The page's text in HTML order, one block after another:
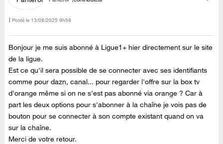
Posté le ‎13/08/2025 9h58
Bonjour je me suis abonné à Ligue1+ hier directement sur le site
de la ligue.
Est ce qu'il sera possible de se connecter avec ses identifiants
comme pour dazn, canal... pour regarder l'offre sur la box tv
d'orange même si on ne s'est pas abonné via orange ? Car à
part les deux options pour s'abonner à la chaîne je vois pas de
bouton pour se connecter à son compte existant quand on va
sur la chaîne.
Merci de votre retour.